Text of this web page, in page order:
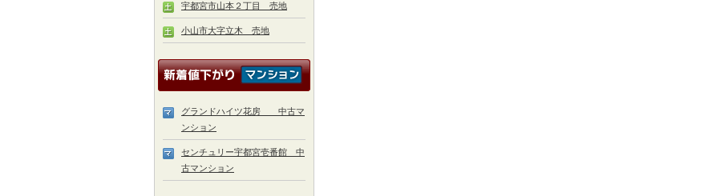
宇都宮市山本２丁目 売地
小山市大字立木 売地
グランドハイツ花房 中古マ
ンション
センチュリー宇都宮壱番館 中
古マンション